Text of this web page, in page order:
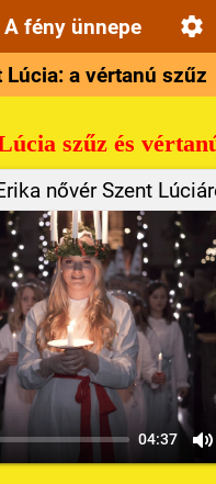
fény ünnepe
Lúcia: a vértanú szűz
szűz és
nővér Szent
04:37